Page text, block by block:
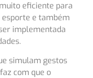
eficiente para
e também
implementada
simulam gestos
com que o